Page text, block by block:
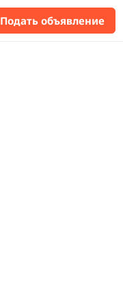
Подать объявление